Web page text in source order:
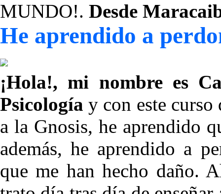
MUNDO!. Desde
He aprendido a
¡Hola!, mi nombre es
Psicología y con este curso
a la Gnosis, he aprendido
además, he aprendido a
que me han hecho daño.